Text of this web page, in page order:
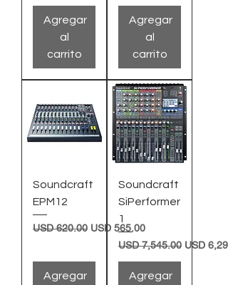
Agregar
al
carrito
Agregar
al
carrito
Soundcraft
EPM12
Precio
USD 620.00 Precio de oferta
USD 565.00
Agregar
Soundcraft
SiPerformer
1
Precio
USD 7,545.00 Precio de
USD
Agregar